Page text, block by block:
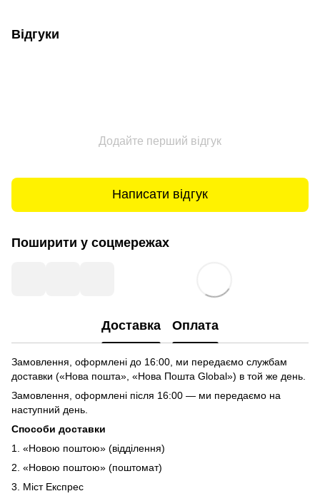
Відгуки
Додайте перший відгук
Написати відгук
Поширити у соцмережах
Доставка Оплата
Замовлення, оформлені до 16:00, ми передаємо службам
доставки («Нова пошта», «Нова Пошта Global») в той же день.
Замовлення, оформлені після 16:00 — ми передаємо на
наступний день.
Способи доставки
1. «Новою поштою» (відділення)
2. «Новою поштою» (поштомат)
3. Міст Експрес